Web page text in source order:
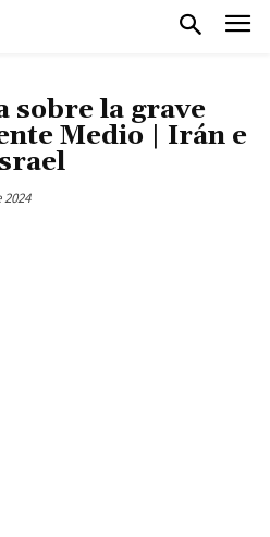
sobre la grave
Medio | Irán e